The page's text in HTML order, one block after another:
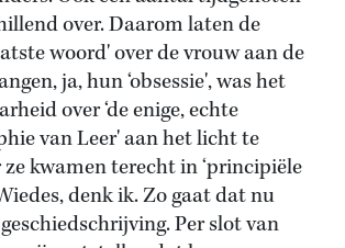
over. Daarom laten de
woord' over de vrouw aan de
ja, hun ‘obsessie', was het
over ‘de enige, echte
van Leer' aan het licht te
kwamen terecht in ‘principiële
denk ik. Zo gaat dat nu
Per slot van